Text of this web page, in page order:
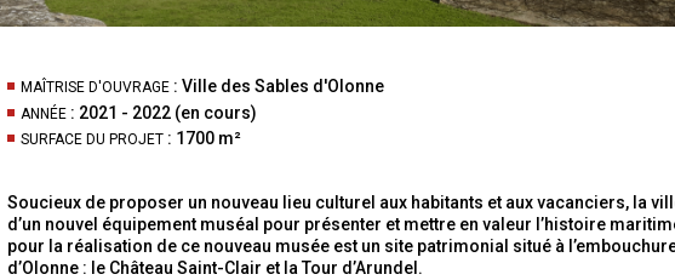
MAÎTRISE D'OUVRAGE : Ville des Sables d'Olonne
ANNÉE : 2021 - 2022 (en cours)
SURFACE DU PROJET : 1700 m²
Soucieux de proposer un nouveau lieu culturel aux habitants et aux vacanciers, la
d’un nouvel équipement muséal pour présenter et mettre en valeur l’histoire
pour la réalisation de ce nouveau musée est un site patrimonial situé à
d’Olonne : le Château Saint-Clair et la Tour d’Arundel .